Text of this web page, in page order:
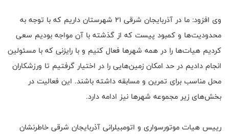
وی افزود: ما در آذربایجان شرقی ۲۱ شهرستان داریم که با توجه به
محدودیت‌ها و کمبود پیست که از گذشته با آن مواجه بودیم سعی
کردیم هیات‌ها را در همه شهرها فعال کنیم و با رایزنی که با مسئولین
انجام دادیم در حد امکان زمین‌هایی را در اختیار گرفتیم تا ورزشکاران
محل مناسب برای تمرین و مسابقه داشته باشند. این فعالیت در
بخش‌های زیر مجموعه شهرها نیز ادامه دارد.
رییس هیات موتورسواری و اتومبیلرانی آذربایجان شرقی خاطرنشان